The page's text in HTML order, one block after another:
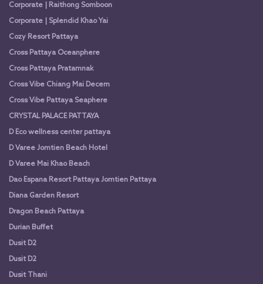
Corporate | Raithong Somboon
Corporate | Splendid Khao Yai
Cozy Resort Pattaya
Cross Pattaya Oceanphere
Cross Pattaya Pratamnak
Cross Vibe Chiang Mai Decem
Cross Vibe Pattaya Seaphere
CRYSTAL PALACE PATTAYA
D Eco wellness center pattaya
D Varee Jomtien Beach Hotel
D Varee Mai Khao Beach
Dao Espana Resort Pattaya Jomtien Pattaya
Diana Garden Resort
Dragon Beach Pattaya
Durian Buffet
Dusit D2
Dusit D2
Dusit Thani